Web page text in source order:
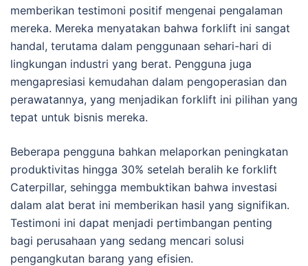
memberikan testimoni positif mengenai pengalaman
mereka. Mereka menyatakan bahwa forklift ini sangat
handal, terutama dalam penggunaan sehari-hari di
lingkungan industri yang berat. Pengguna juga
mengapresiasi kemudahan dalam pengoperasian dan
perawatannya, yang menjadikan forklift ini pilihan yang
tepat untuk bisnis mereka.
Beberapa pengguna bahkan melaporkan peningkatan
produktivitas hingga 30% setelah beralih ke forklift
Caterpillar, sehingga membuktikan bahwa investasi
dalam alat berat ini memberikan hasil yang signifikan.
Testimoni ini dapat menjadi pertimbangan penting
bagi perusahaan yang sedang mencari solusi
pengangkutan barang yang efisien.